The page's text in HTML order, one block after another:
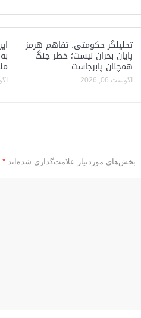
تحلیلگر حکومتی: تفاهم هرمز
پایان بحران نیست؛ خطر جنگ
همچنان پابرجاست
آگوست 06, 2026
بخش‌های موردنیاز علامت‌گذاری شده‌اند *